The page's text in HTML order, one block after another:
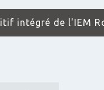
intégré de l'IEM